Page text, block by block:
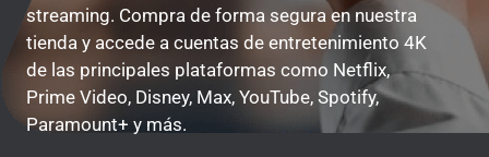
streaming. Compra de forma segura en nuestra
tienda y accede a cuentas de entretenimiento 4K
de las principales plataformas como Netflix,
Prime Video, Disney, Max, YouTube, Spotify,
Paramount+ y más.